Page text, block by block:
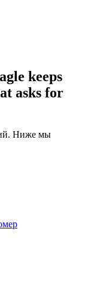
keeps
asks for
Ниже мы